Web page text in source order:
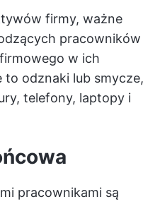
firmy, ważne
pracowników
w ich
to odznaki lub smycze,
telefony, laptopy i
pracownikami są